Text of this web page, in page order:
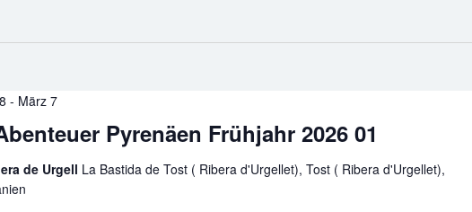
Frühjahr
Pyrenäen Frühjahr 2026 01
- März 7
de Urgell La Bastida de Tost ( Ribera d'Urgellet), Tost ( Ribera d'Urgellet),